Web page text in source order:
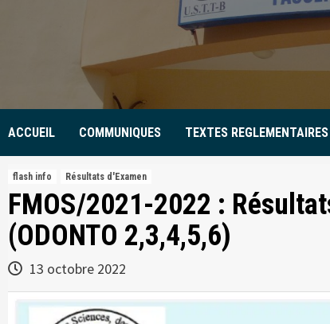
ACCUEIL COMMUNIQUES TEXTES REGLEMENTAIRES
flash info Résultats d'Examen
FMOS/2021-2022 :
(ODONTO 2,3,4,5,6)
13 octobre 2022